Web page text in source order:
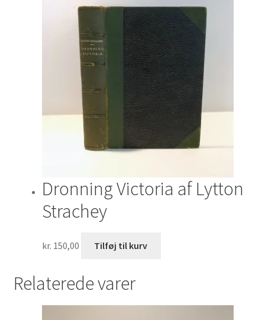
Dronning Victoria af Lytton
Strachey
kr. 150,00 Tilføj til kurv
Relaterede varer